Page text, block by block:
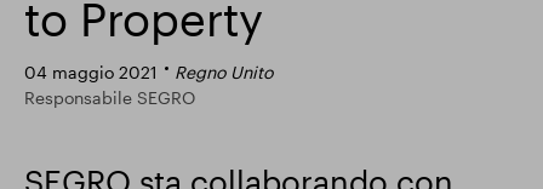
Risultati finanziari
to Property
04 maggio 2021
Regno Unito
Responsabile SEGRO
SEGRO sta collaborando con